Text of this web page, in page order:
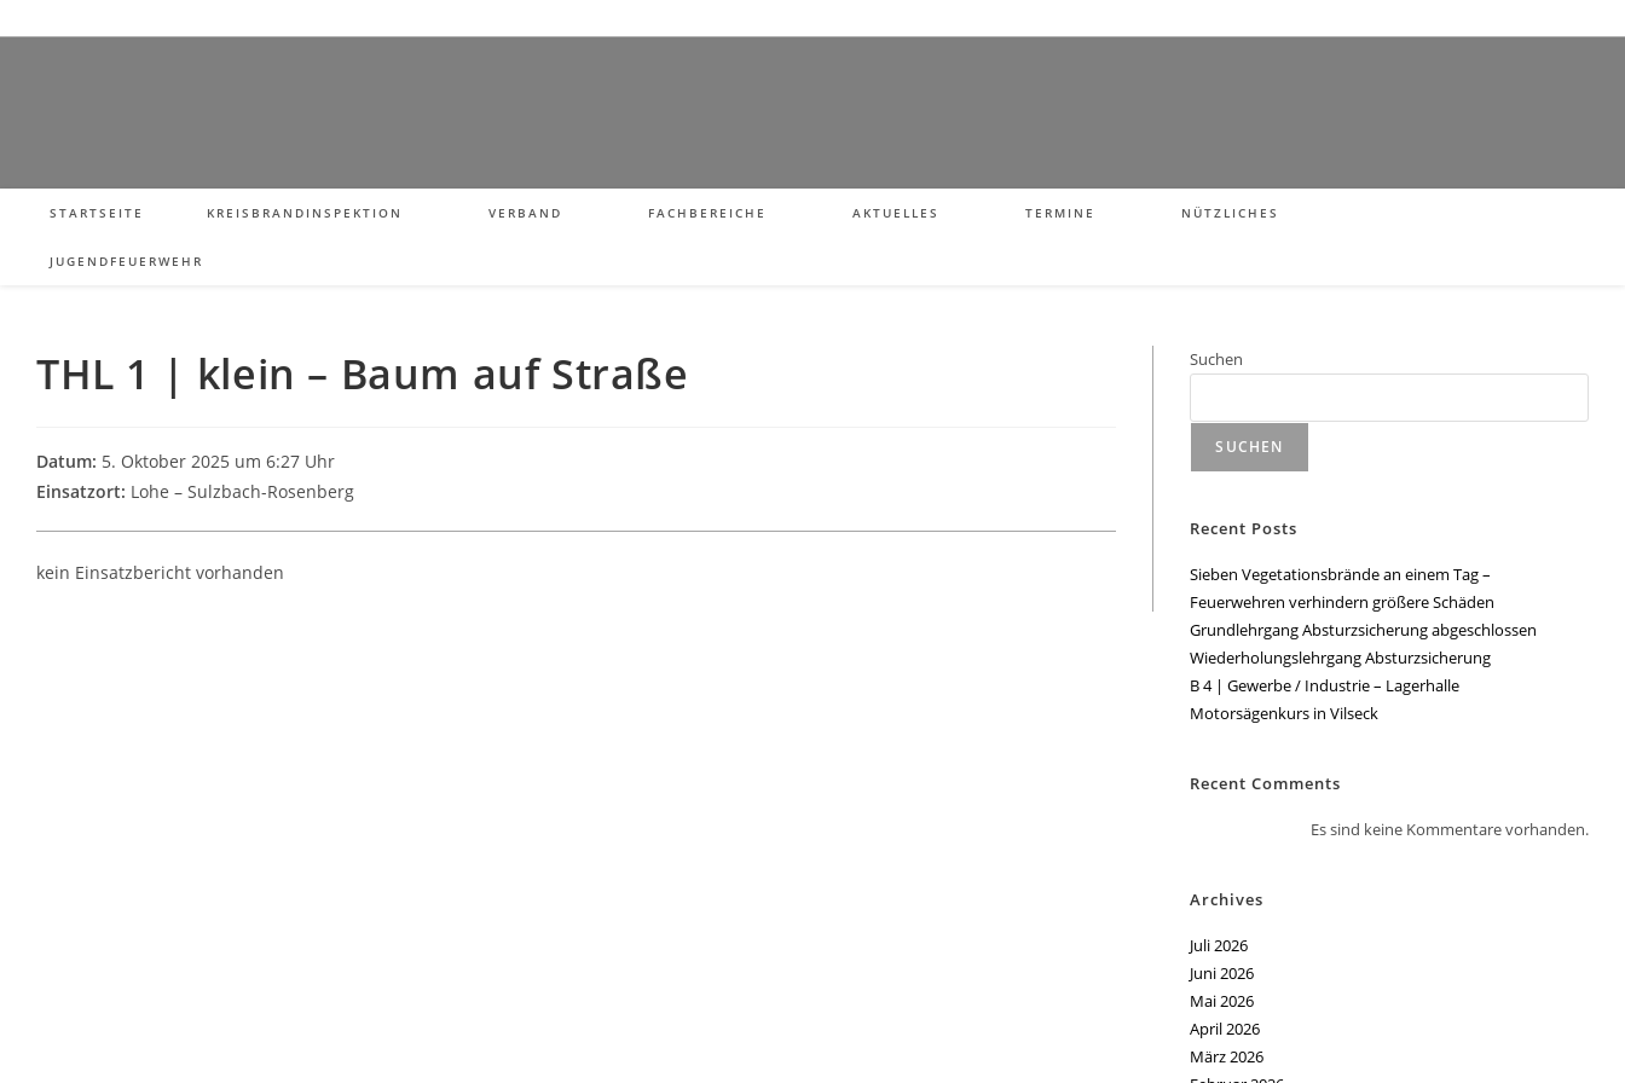
STARTSEITE KREISBRANDINSPEKTION VERBAND FACHBEREICHE AKTUELLES TERMINE NÜTZLICHES
JUGENDFEUERWEHR
THL 1 | klein – Baum auf Straße
Datum: 5. Oktober 2025 um 6:27 Uhr
Einsatzort: Lohe – Sulzbach-Rosenberg
kein Einsatzbericht vorhanden
Suchen
SUCHEN
Recent Posts
Sieben Vegetationsbrände an einem Tag –
Feuerwehren verhindern größere Schäden
Grundlehrgang Absturzsicherung abgeschlossen
Wiederholungslehrgang Absturzsicherung
B 4 | Gewerbe / Industrie – Lagerhalle
Motorsägenkurs in Vilseck
Recent Comments
Es sind keine Kommentare vorhanden.
Archives
Juli 2026
Juni 2026
Mai 2026
April 2026
März 2026